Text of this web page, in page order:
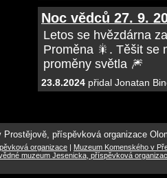
Noc vědců 27. 9.
Letos se hvězdárna
Proměna 🎇. Těšit se
proměny světla 🎆
23.8.2024 přidal Jonatan
příspěvková organizace
organizace | Muzeum Komenského v
muzeum Jesenicka, příspěvková